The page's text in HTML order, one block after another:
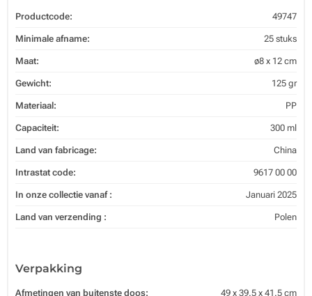
Productcode: 49747
Minimale afname: 25 stuks
Maat: ø8 x 12 cm
Gewicht: 125 gr
Materiaal: PP
Capaciteit: 300 ml
Land van fabricage: China
Intrastat code: 9617 00 00
In onze collectie vanaf : Januari 2025
Land van verzending : Polen
Verpakking
Afmetingen van buitenste doos: 49 x 39.5 x 41.5 cm